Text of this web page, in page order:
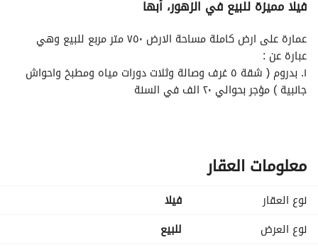
التفاصيل معلومات ترخيص الإعلان
فيلا مميزة للبيع في الزهور، أبها
عبارة عن :
جانبية ) مؤجر بحوالي ٢٠ الف في السنة
داخلي ومصعد
الدور الثاني
جناح نوم غرفة نوم وملابس ودورة مياه
غرفة بنات بدورة المياه
غرفة اولاد وغرفة نوم أطفال ومكتب مطل مع بلكونة ودورة مياه
بوفيه صغير وصالة
معلومات العقار
نوع العقار
فیلا
نوع العرض
للبيع